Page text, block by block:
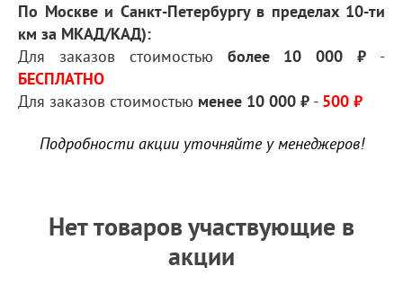
По Москве и Санкт-Петербургу в пределах 10-ти
км за МКАД/КАД):
Для заказов стоимостью более 10 000 ₽ -
БЕСПЛАТНО
Для заказов стоимостью менее 10 000 ₽ - 500 ₽
Подробности акции уточняйте у менеджеров!
Нет товаров участвующие в
акции